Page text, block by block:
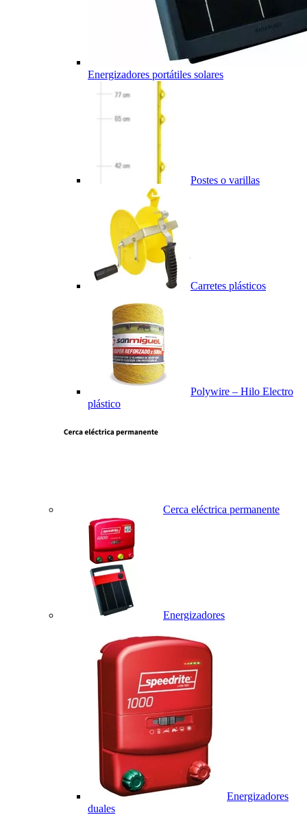
Energizadores portátiles solares
Postes o varillas
Carretes plásticos
Polywire – Hilo Electro
plástico
Cerca eléctrica permanente
Energizadores
Energizadores
duales